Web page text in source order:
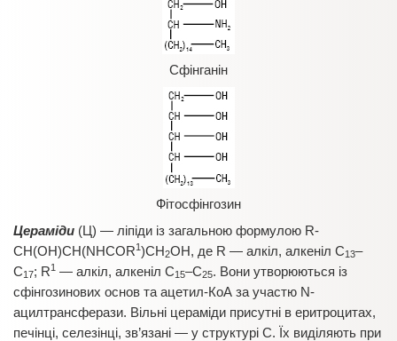
Сфінганін
Фітосфінгозин
Цераміди (Ц) — ліпіди із загальною формулою R-
CH(OH)CH(NHCOR1)CH2OH, де R — алкіл, алкеніл С13–
С17; R1 — алкіл, алкеніл С15–С25. Вони утворюються із
сфінгозинових основ та ацетил-КоА за участю N-
ацилтрансферази. Вільні цераміди присутні в еритроцитах,
печінці, селезінці, зв’язані — у структурі С. Їх виділяють при